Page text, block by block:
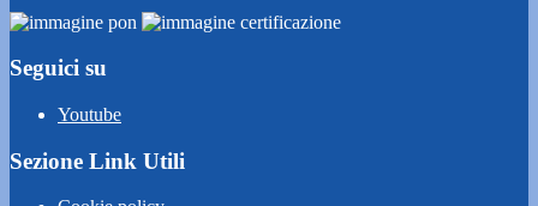
Seguici su
Youtube
Sezione Link Utili